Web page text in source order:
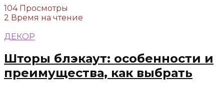
104 Просмотры
2 Время на чтение
ДЕКОР
Шторы блэкаут: особенности и
преимущества, как выбрать